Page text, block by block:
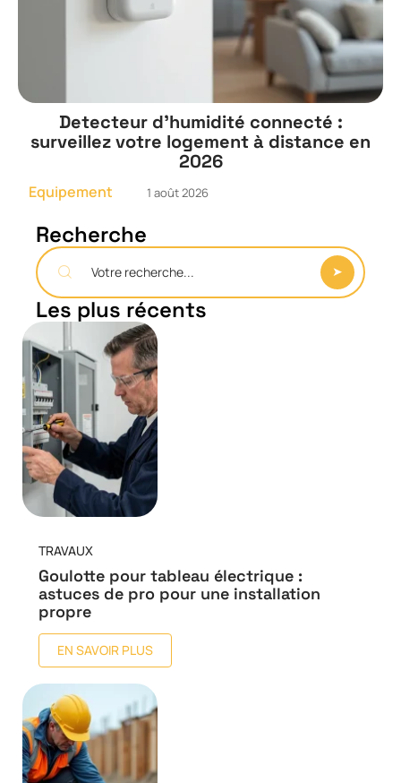
Detecteur d’humidité connecté :
surveillez votre logement à distance en
2026
Equipement 1 août 2026
Recherche
Les plus récents
TRAVAUX
Goulotte pour tableau électrique :
astuces de pro pour une installation
propre
EN SAVOIR PLUS